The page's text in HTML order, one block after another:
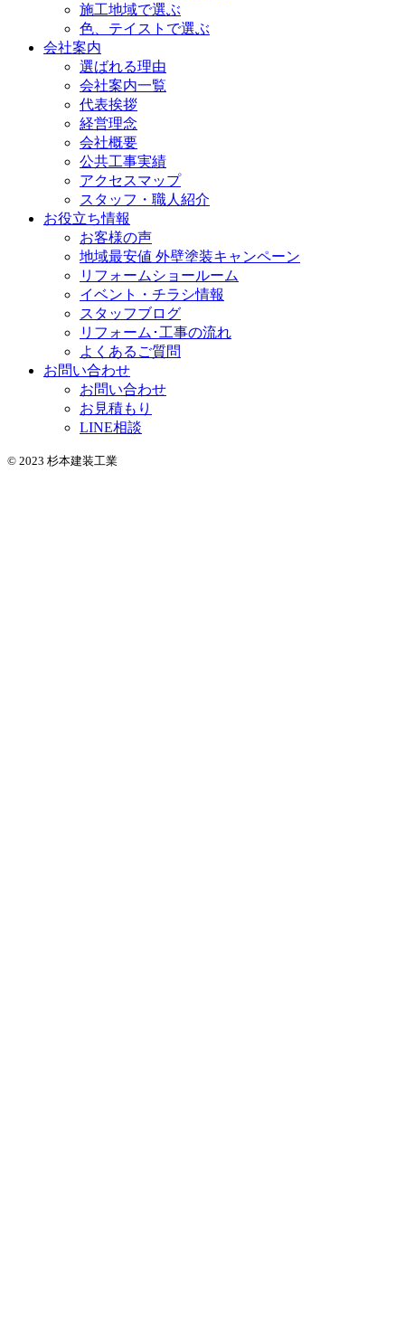
施工地域で選ぶ
色、テイストで選ぶ
会社案内
選ばれる理由
会社案内一覧
代表挨拶
経営理念
会社概要
公共工事実績
アクセスマップ
スタッフ・職人紹介
お役立ち情報
お客様の声
地域最安値 外壁塗装キャンペーン
リフォームショールーム
イベント・チラシ情報
スタッフブログ
リフォーム･工事の流れ
よくあるご質問
お問い合わせ
お問い合わせ
お見積もり
LINE相談
© 2023 杉本建装工業